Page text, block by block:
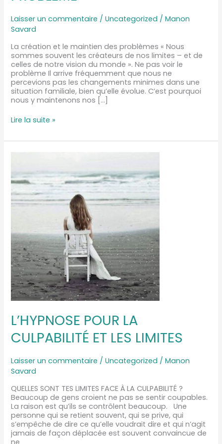
Laisser un commentaire /Uncategorized /Manon
Savard
La création et le maintien des problèmes « Nous
sommes souvent les créateurs de nos limites – et de
celles de notre vision du monde ». Ne pas voir le
problème Il arrive fréquemment que nous ne
percevions pas les changements minimes dans une
situation familiale, bien qu’elle évolue. C’est pourquoi
nous y maintenons nos […]
Lire la suite »
L’HYPNOSE POUR LA
CULPABILITÉ ET LES LIMITES
Laisser un commentaire /Uncategorized /Manon
Savard
QUELLES SONT TES LIMITES FACE À LA CULPABILITÉ ?
Beaucoup de gens croient ne pas se sentir coupables.
La raison est qu’ils se contrôlent beaucoup. Une
personne qui se retient souvent, qui se prive, qui
s’empêche de dire ce qu’elle voudrait dire et qui n’agit
jamais de façon déplacée est souvent convaincue de
ne
LA
CULPABILITÉ
ET
LES